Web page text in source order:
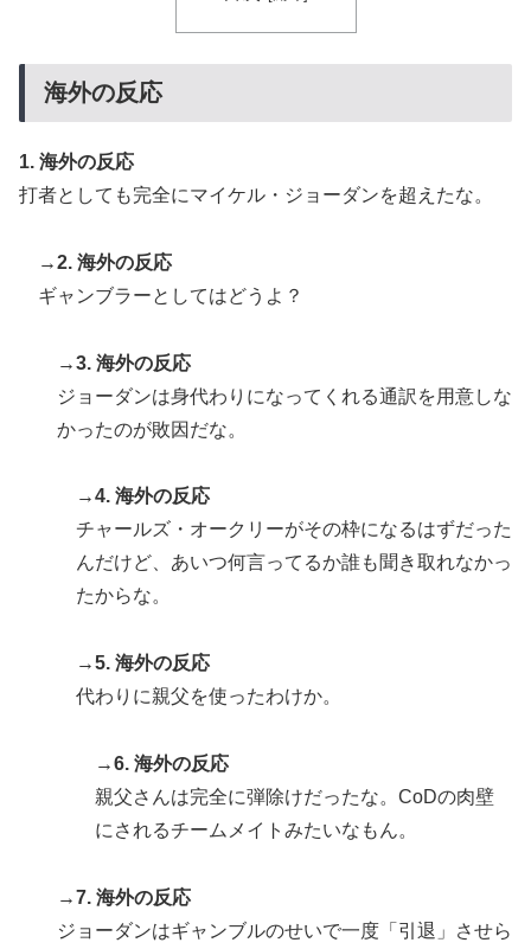
海外の反応
1. 海外の反応
打者としても完全にマイケル・ジョーダンを超えたな。
→2. 海外の反応
ギャンブラーとしてはどうよ？
→3. 海外の反応
ジョーダンは身代わりになってくれる通訳を用意しな
かったのが敗因だな。
→4. 海外の反応
チャールズ・オークリーがその枠になるはずだった
んだけど、あいつ何言ってるか誰も聞き取れなかっ
たからな。
→5. 海外の反応
代わりに親父を使ったわけか。
→6. 海外の反応
親父さんは完全に弾除けだったな。CoDの肉壁
にされるチームメイトみたいなもん。
→7. 海外の反応
ジョーダンはギャンブルのせいで一度「引退」させら